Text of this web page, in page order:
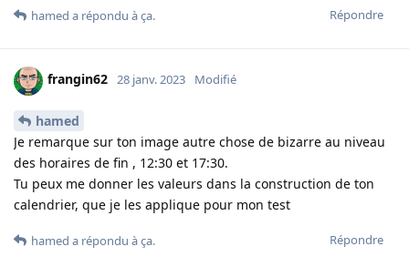
Répondre
hamed a répondu à ça.
frangin62 28 janv. 2023 Modifié
hamed
Je remarque sur ton image autre chose de bizarre au niveau
des horaires de fin , 12:30 et 17:30.
Tu peux me donner les valeurs dans la construction de ton
calendrier, que je les applique pour mon test
Répondre
hamed a répondu à ça.